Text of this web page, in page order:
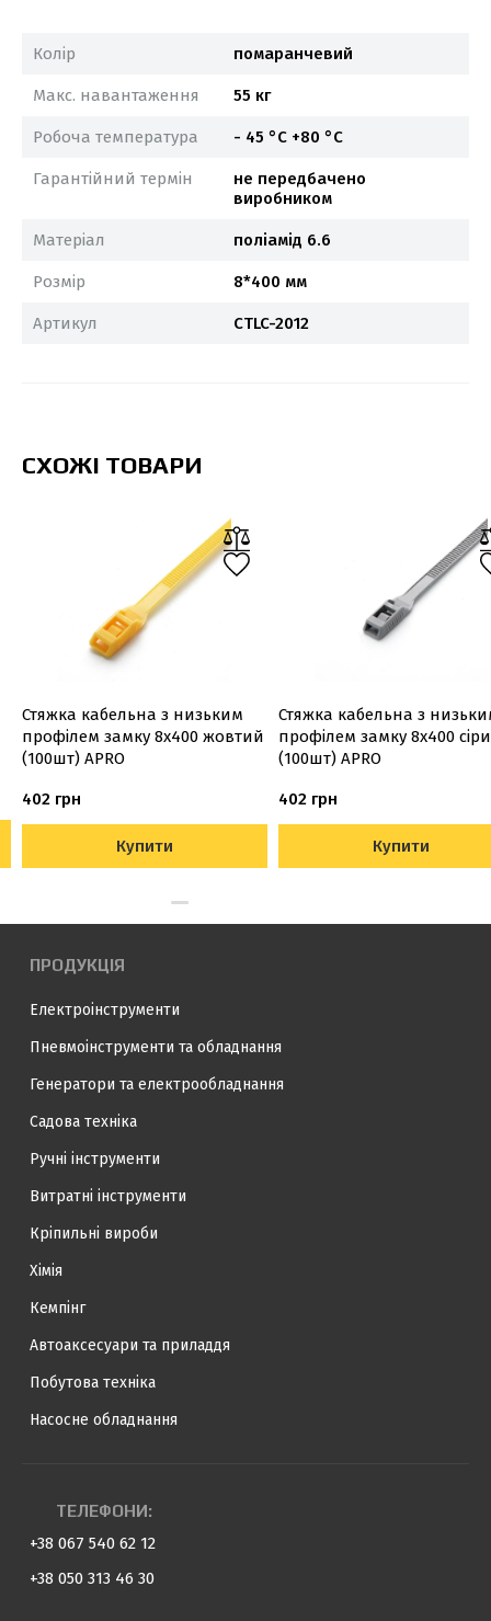
Колір помаранчевий
Макс. навантаження 55 кг
Робоча температура - 45 °С +80 °С
Гарантійний термін
не передбачено
виробником
Матеріал поліамід 6.6
Розмір 8*400 мм
Артикул CTLC-2012
СХОЖІ ТОВАРИ
Стяжка кабельна з низьким
профілем замку 8x400 жовтий
(100шт) APRO
402 грн
Купити
Стяжка кабельна з
профілем замку 8x400
(100шт) APRO
402 грн
Купити
ПРОДУКЦІЯ
Електроінструменти
Пневмоінструменти та обладнання
Генератори та електрообладнання
Садова техніка
Ручні інструменти
Витратні інструменти
Кріпильні вироби
Хімія
Кемпінг
Автоаксесуари та приладдя
Побутова техніка
Насосне обладнання
ТЕЛЕФОНИ:
+38 067 540 62 12
+38 050 313 46 30